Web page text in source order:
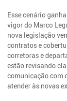
Esse cenário
vigor do Marco
nova legislação
contratos e
corretoras e
estão revisando
comunicação com
atender às novas